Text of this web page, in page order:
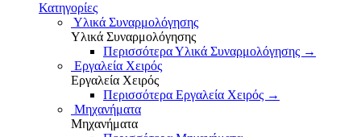
Κατηγορίες
Υλικά Συναρμολόγησης
Υλικά Συναρμολόγησης
Περισσότερα Υλικά Συναρμολόγησης →
Εργαλεία Χειρός
Εργαλεία Χειρός
Περισσότερα Εργαλεία Χειρός →
Μηχανήματα
Μηχανήματα